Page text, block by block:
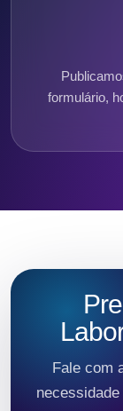
formulário,
Fale com